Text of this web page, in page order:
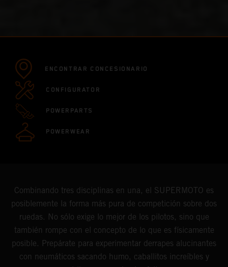
ENCONTRAR CONCESIONARIO
CONFIGURATOR
POWERPARTS
POWERWEAR
Combinando tres disciplinas en una, el SUPERMOTO es
posiblemente la forma más pura de competición sobre dos
ruedas. No sólo exige lo mejor de los pilotos, sino que
también rompe con el concepto de lo que es físicamente
posible. Prepárate para experimentar derrapes alucinantes
con neumáticos sacando humo, caballitos increíbles y